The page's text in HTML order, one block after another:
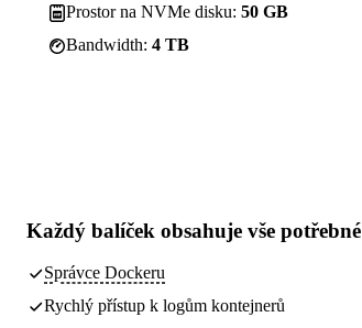
Prostor na NVMe disku: 50 GB
Bandwidth: 4 TB
Každý balíček obsahuje vše potřebné
Správce Dockeru
Rychlý přístup k logům kontejnerů